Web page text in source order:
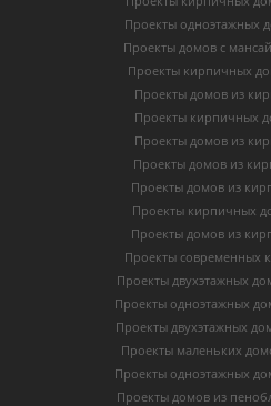
Проекты одноэтажных
Проекты домов с
Проекты кирпичных
Проекты домов из
Проекты кирпичных
Проекты домов из
Проекты домов из
Проекты домов из
Проекты кирпичных
Проекты домов из
Проекты современных
Проекты двухэтажных
Проекты одноэтажных
Проекты двухэтажных
Проекты маленьких
Проекты одноэтажных
Проекты домов из